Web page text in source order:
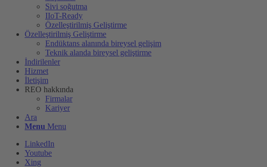
Sivi soğutma
IIoT-Ready
Özelleştirilmiş Geliştirme
Özelleştirilmiş Geliştirme
Endüktans alanında bireysel gelişim
Teknik alanda bireysel geliştirme
İndirilenler
Hizmet
İletişim
REO hakkında
Firmalar
Kariyer
Ara
Menu Menu
LinkedIn
Youtube
Xing